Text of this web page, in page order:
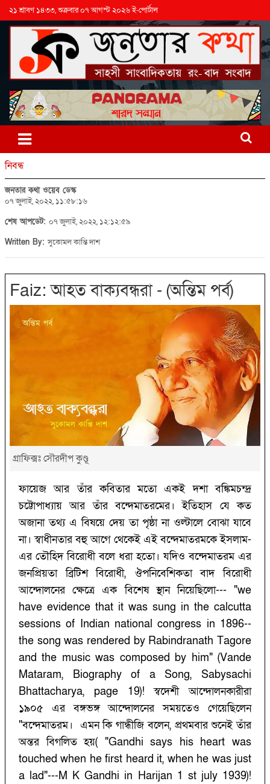
২১ শ্রাবণ ১৪৩৩, শুক্রবার ০৭ আগস্ট ২০২৬ ই-পোর্টাল
নিবন্ধ
জনতার কথা ওয়েব ডেস্ক
০৭ জুলাই, ২০২২, ১১:৫৮:১৬
শেষ আপডেট: ০৭ জুলাই, ২০২২, ১২:১২:৫৯
Written By:সুকোমল কান্তি দাশ
Faiz: আহত বাক্যবন্ধরা - (অন্তিম পর্ব)
গ্রাফিক্সঃ সৌরদীপ কুণ্ডূ
ফায়েজ আর তাঁর কবিতার মতো একই দশা বঙ্কিমচন্দ্র
চট্টোপাধ্যায় আর তাঁর বন্দেমাতরমের। ইতিহাস যে কত
অজানা তথ্য এ বিষয়ে দেয় তা পৃষ্ঠা না ওল্টালে বোঝা যাবে
না। স্বাধীনতার বহু আগে থেকেই এই বন্দেমাতরমকে ইসলাম-
এর তৌহিদ বিরোধী বলে ধরা হতো। যদিও বন্দেমাতরম এর
জনপ্রিয়তা ব্রিটিশ বিরোধী, ঔপনিবেশিকতা বাদ বিরোধী
আন্দোলনের ক্ষেত্রে এক বিশেষ স্থান নিয়েছিলো--- "we
have evidence that it was sung in the calcutta
sessions of Indian national congress in 1896--
the song was rendered by Rabindranath Tagore
and the music was composed by him" (Vande
Mataram, Biography of a Song, Sabysachi
Bhattacharya, page 19)! স্বদেশী আন্দোলনকারীরা
১৯০৫ এর বঙ্গভঙ্গ আন্দোলনের সময়তেও গেয়েছিলেন
"বন্দেমাতরম। এমন কি গান্ধীজি বলেন, প্রথমবার শুনেই তাঁর
অন্তর বিগলিত হয়( "Gandhi says his heart was
touched when he first heard it, when he was just
a lad"---M K Gandhi in Harijan 1 st july 1939)!